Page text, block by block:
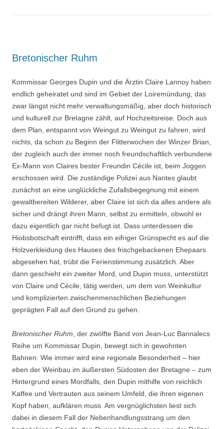
Bretonischer Ruhm
Kommissar Georges Dupin und die Ärztin Claire Lannoy haben
endlich geheiratet und sind im Gebiet der Loiremündung, das
zwar längst nicht mehr verwaltungsmäßig, aber doch historisch
und kulturell zur Bretagne zählt, auf Hochzeitsreise. Doch aus
dem Plan, entspannt von Weingut zu Weingut zu fahren, wird
nichts, da schon zu Beginn der Flitterwochen der Winzer Brian,
der zugleich auch der immer noch freundschaftlich verbundene
Ex-Mann von Claires bester Freundin Cécile ist, beim Joggen
erschossen wird. Die zuständige Polizei aus Nantes glaubt
zunächst an eine unglückliche Zufallsbegegnung mit einem
gewaltbereiten Wilderer, aber Claire ist sich da alles andere als
sicher und drängt ihren Mann, selbst zu ermitteln, obwohl er
dazu eigentlich gar nicht befugt ist. Dass unterdessen die
Hiobsbotschaft eintrifft, dass ein eifriger Grünspecht es auf die
Holzverkleidung des Hauses des frischgebackenen Ehepaars
abgesehen hat, trübt die Ferienstimmung zusätzlich. Aber
dann geschieht ein zweiter Mord, und Dupin muss, unterstützt
von Claire und Cécile, tätig werden, um dem von Weinkultur
und komplizierten zwischenmenschlichen Beziehungen
geprägten Fall auf den Grund zu gehen.
Bretonischer Ruhm , der zwölfte Band von Jean-Luc Bannalecs
Reihe um Kommissar Dupin, bewegt sich in gewohnten
Bahnen: Wie immer wird eine regionale Besonderheit – hier
eben der Weinbau im äußersten Südosten der Bretagne – zum
Hintergrund eines Mordfalls, den Dupin mithilfe von reichlich
Kaffee und Vertrauten aus seinem Umfeld, die ihren eigenen
Kopf haben, aufklären muss. Am vergnüglichsten liest sich
dabei in diesem Fall der Nebenhandlungsstrang um den